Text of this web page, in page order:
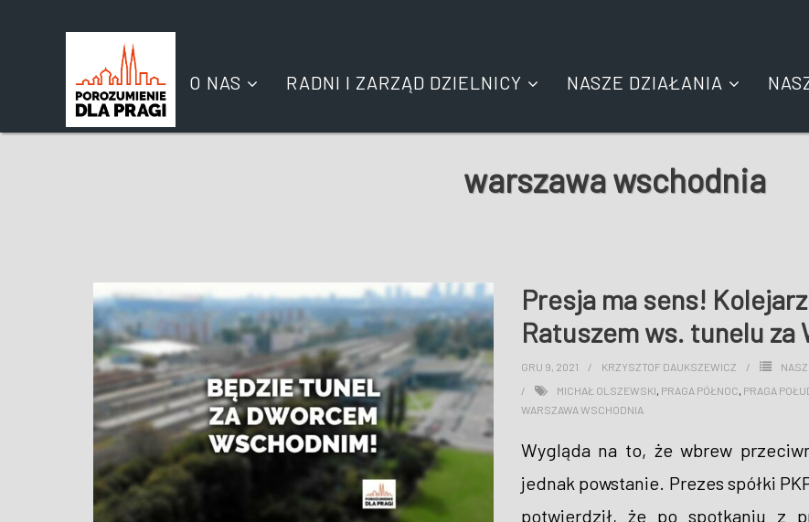
O NAS RADNI I ZARZĄD DZIELNICY NASZE DZIAŁANIA
warszawa wschodnia
Presja ma sens!
Ratuszem ws. tunelu za
GRU 9, 2021 KRZYSZTOF DAUKSZEWICZ
MICHAŁ OLSZEWSKI, PRAGA PÓŁNOC, PRAGA
WARSZAWA WSCHODNIA
Wygląda na to, że wbrew
jednak powstanie. Prezes spółki
potwierdził, że po spotkaniu z